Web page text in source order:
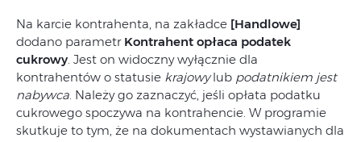
Na karcie kontrahenta, na zakładce [Handlowe]
dodano parametr Kontrahent opłaca podatek
cukrowy . Jest on widoczny wyłącznie dla
kontrahentów o statusie krajowylub podatnikiem jest
nabywca . Należy go zaznaczyć, jeśli opłata podatku
cukrowego spoczywa na kontrahencie. W programie
skutkuje to tym, że na dokumentach wystawianych dla